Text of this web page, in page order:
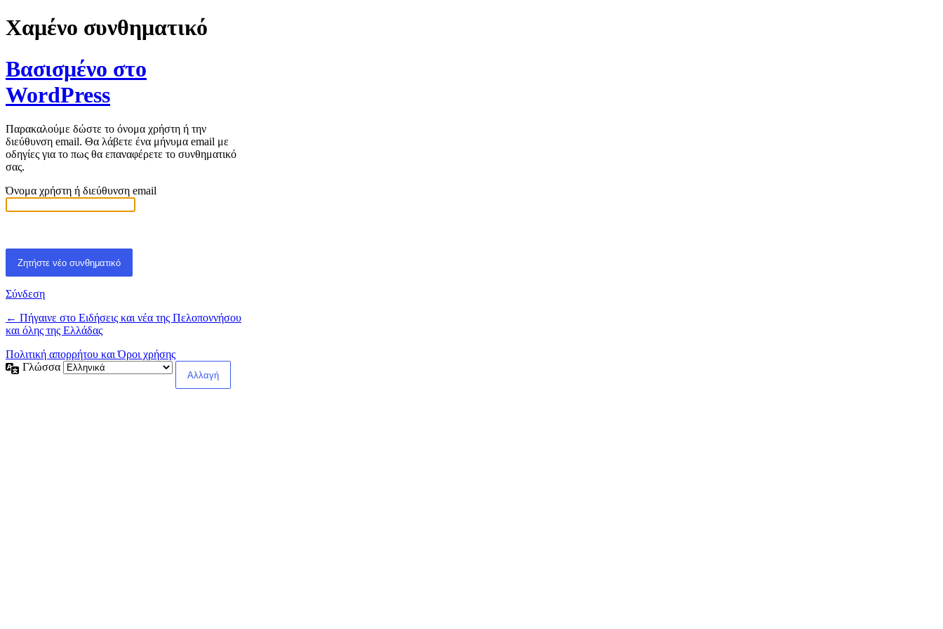
Χαμένο συνθηματικό
Βασισμένο στο
WordPress
Παρακαλούμε δώστε το όνομα χρήστη ή την
διεύθυνση email. Θα λάβετε ένα μήνυμα email με
οδηγίες για το πως θα επαναφέρετε το συνθηματικό
σας.
Όνομα χρήστη ή διεύθυνση email
Σύνδεση
← Πήγαινε στο Ειδήσεις και νέα της Πελοποννήσου
και όλης της Ελλάδας
Πολιτική απορρήτου και Όροι χρήσης
Γλώσσα